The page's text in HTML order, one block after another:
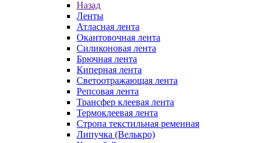
Назад
Ленты
Атласная лента
Окантовочная лента
Силиконовая лента
Брючная лента
Киперная лента
Светоотражающая лента
Репсовая лента
Трансфер клеевая лента
Термоклеевая лента
Стропа текстильная ременная
Липучка (Велькро)